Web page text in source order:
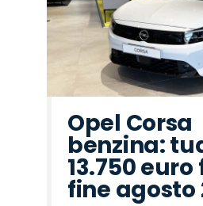
Opel Corsa
benzina:
13.750 euro
fine agosto